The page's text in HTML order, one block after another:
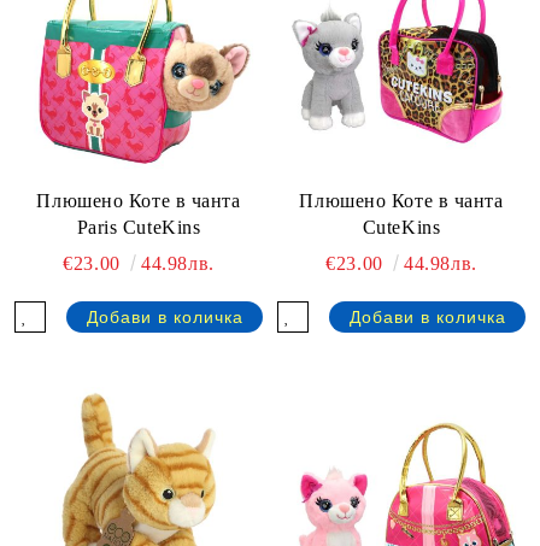
Плюшено Коте в чанта
Paris CuteKins
€23.00
44.98лв.
Плюшено Коте в чанта
CuteKins
€23.00
44.98лв.